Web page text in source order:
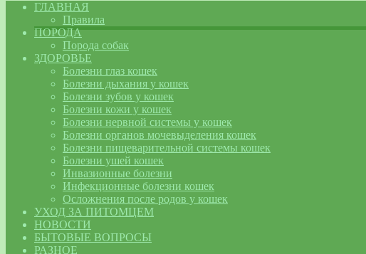
ГЛАВНАЯ
Правила
ПОРОДА
Порода собак
ЗДОРОВЬЕ
Болезни глаз кошек
Болезни дыхания у кошек
Болезни зубов у кошек
Болезни кожи у кошек
Болезни нервной системы у кошек
Болезни органов мочевыделения кошек
Болезни пищеварительной системы кошек
Болезни ушей кошек
Инвазионные болезни
Инфекционные болезни кошек
Осложнения после родов у кошек
УХОД ЗА ПИТОМЦЕМ
НОВОСТИ
БЫТОВЫЕ ВОПРОСЫ
РАЗНОЕ